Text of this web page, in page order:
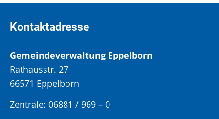
Kontaktadresse
Gemeindeverwaltung Eppelborn
Rathausstr. 27
66571 Eppelborn
Zentrale: 06881 / 969 – 0